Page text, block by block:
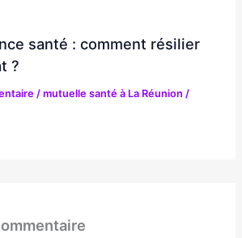
santé : comment résilier
?
/mutuelle santé à La Réunion /